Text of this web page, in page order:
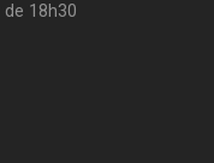
de 18h30